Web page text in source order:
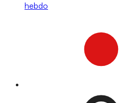
hebdo